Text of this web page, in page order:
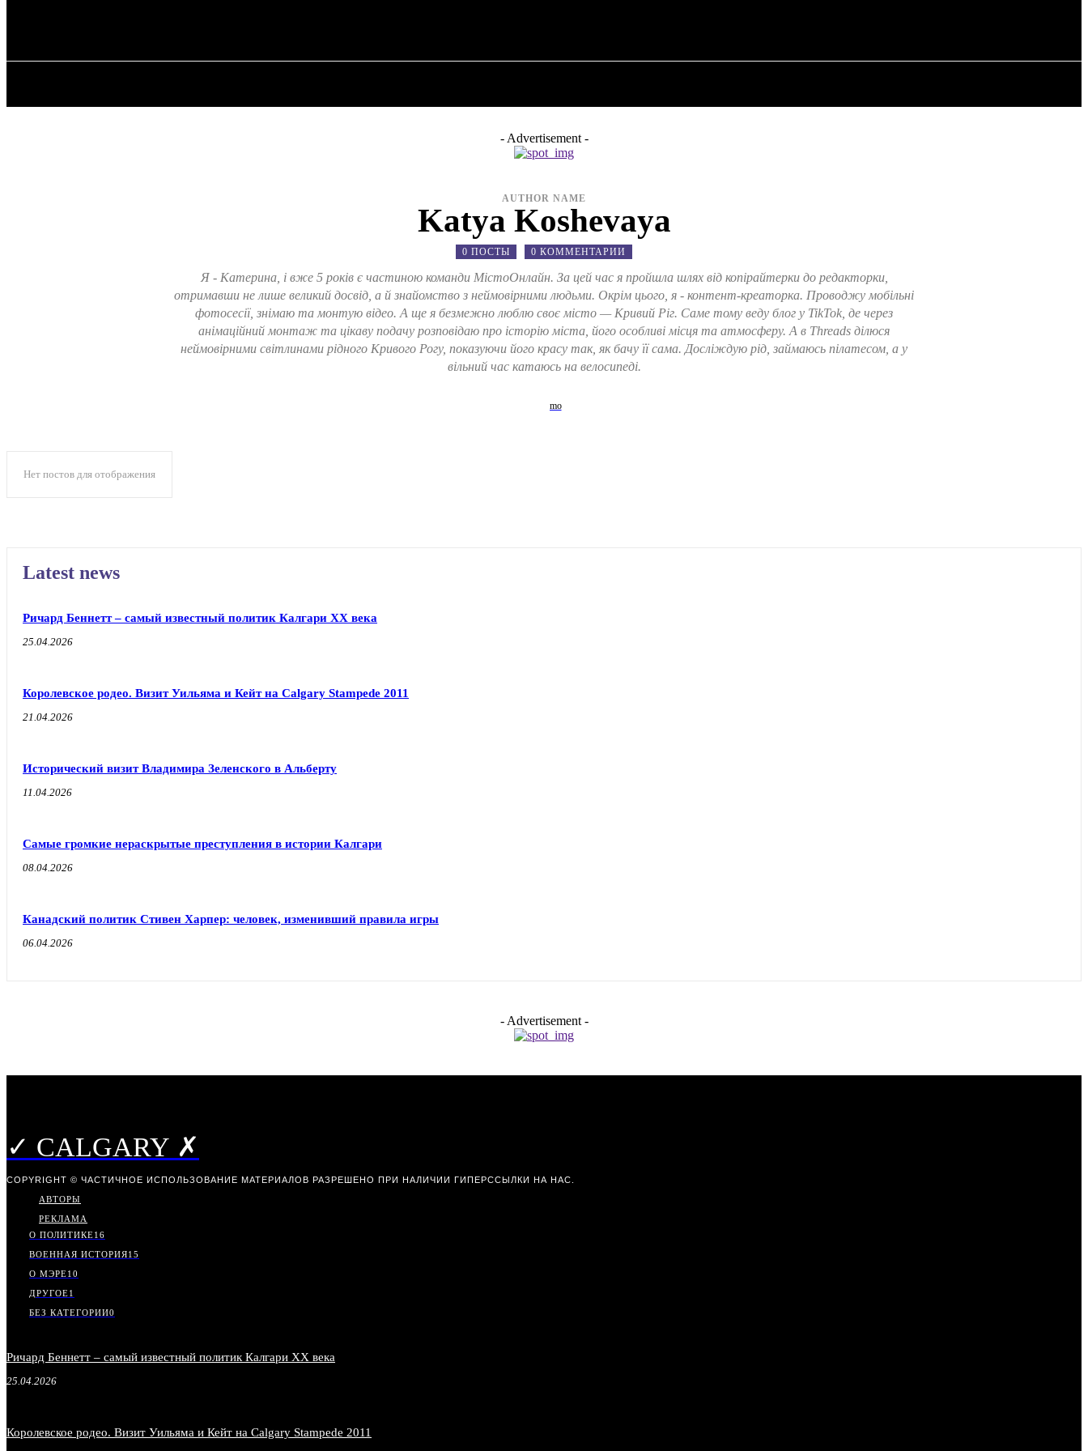
- Advertisement -
AUTHOR NAME
Katya Koshevaya
0 ПОСТЫ 0 КОММЕНТАРИИ
Я - Катерина, і вже 5 років є частиною команди МістоОнлайн. За цей час я пройшла шлях від копірайтерки до редакторки,
отримавши не лише великий досвід, а й знайомство з неймовірними людьми. Окрім цього, я - контент-креаторка. Проводжу мобільні
фотосесії, знімаю та монтую відео. А ще я безмежно люблю своє місто — Кривий Ріг. Саме тому веду блог у TikTok, де через
анімаційний монтаж та цікаву подачу розповідаю про історію міста, його особливі місця та атмосферу. А в Threads ділюся
неймовірними світлинами рідного Кривого Рогу, показуючи його красу так, як бачу її сама. Досліждую рід, займаюсь пілатесом, а у
вільний час катаюсь на велосипеді.
Нет постов для отображения
Latest news
Ричард Беннетт – самый известный политик Калгари XX века
25.04.2026
Королевское родео. Визит Уильяма и Кейт на Calgary Stampede 2011
21.04.2026
Исторический визит Владимира Зеленского в Альберту
11.04.2026
Самые громкие нераскрытые преступления в истории Калгари
08.04.2026
Канадский политик Стивен Харпер: человек, изменивший правила игры
06.04.2026
- Advertisement -
✓ CALGARY ✗
COPYRIGHT © ЧАСТИЧНОЕ ИСПОЛЬЗОВАНИЕ МАТЕРИАЛОВ РАЗРЕШЕНО ПРИ НАЛИЧИИ ГИПЕРССЫЛКИ НА НАС.
АВТОРЫ
РЕКЛАМА
О ПОЛИТИКЕ16
ВОЕННАЯ ИСТОРИЯ15
О МЭРЕ10
ДРУГОЕ1
БЕЗ КАТЕГОРИИ0
Ричард Беннетт – самый известный политик Калгари XX века
25.04.2026
Королевское родео. Визит Уильяма и Кейт на Calgary Stampede 2011